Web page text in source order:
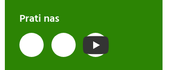
Prati nas